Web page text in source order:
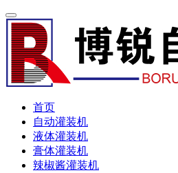
首页
自动灌装机
液体灌装机
膏体灌装机
辣椒酱灌装机